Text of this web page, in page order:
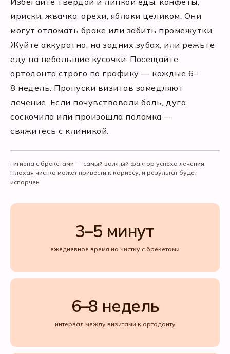
ириски, жвачка, орехи, яблоки целиком. Они
могут отломать браке или забить промежутки.
Жуйте аккуратно, на задних зубах, или режьте
еду на небольшие кусочки. Посещайте
ортодонта строго по графику — каждые 6–
8 недель. Пропуски визитов замедляют
лечение. Если почувствовали боль, дуга
соскочила или произошла поломка —
свяжитесь с клиникой.
Гигиена с брекетами — самый важный фактор успеха лечения.
Плохая чистка может привести к кариесу, и результат будет
испорчен.
3–5 минут
ежедневное время на чистку с брекетами
6–8 недель
интервал между визитами к ортодонту